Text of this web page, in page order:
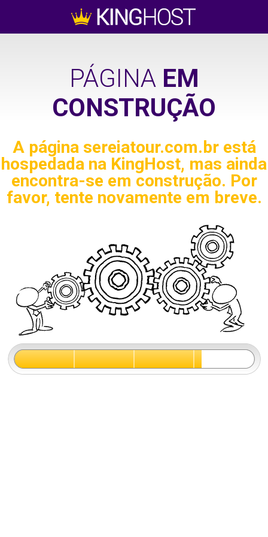
PÁGINA EM
CONSTRUÇÃO
A página sereiatour.com.brestá
hospedada na KingHost, mas ainda
encontra-se em construção. Por
favor, tente novamente em breve.